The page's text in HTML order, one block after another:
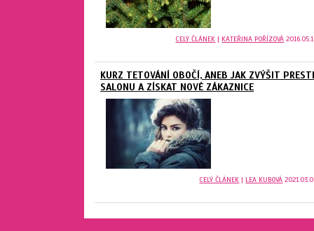
CELÝ ČLÁNEK | KATEŘINA POŘÍZOVÁ
KURZ TETOVÁNÍ OBOČÍ, ANEB JAK ZVÝŠIT
SALONU A ZÍSKAT NOVÉ ZÁKAZNICE
CELÝ ČLÁNEK | LEA KUBOVÁ